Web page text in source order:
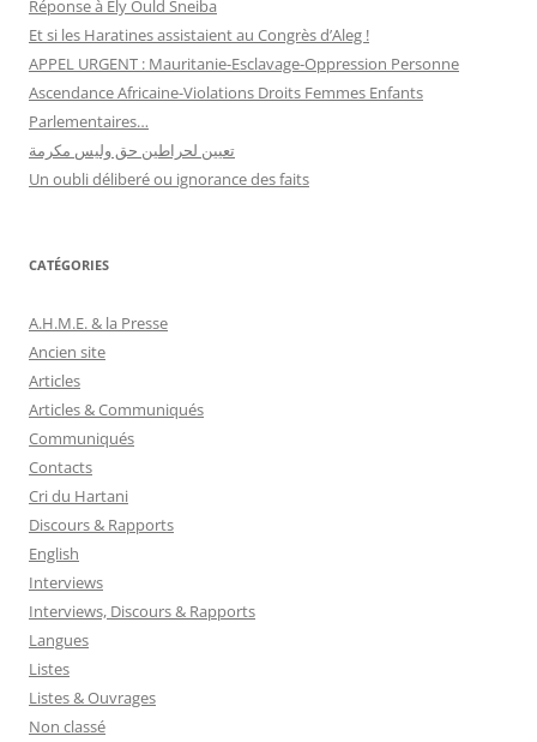
Réponse à Ely Ould Sneiba
Et si les Haratines assistaient au Congrès d’Aleg !
APPEL URGENT : Mauritanie-Esclavage-Oppression Personne
Ascendance Africaine-Violations Droits Femmes Enfants
Parlementaires…
تعيين لحراطين حق وليس مكرمة
Un oubli déliberé ou ignorance des faits
CATÉGORIES
A.H.M.E. & la Presse
Ancien site
Articles
Articles & Communiqués
Communiqués
Contacts
Cri du Hartani
Discours & Rapports
English
Interviews
Interviews, Discours & Rapports
Langues
Listes
Listes & Ouvrages
Non classé